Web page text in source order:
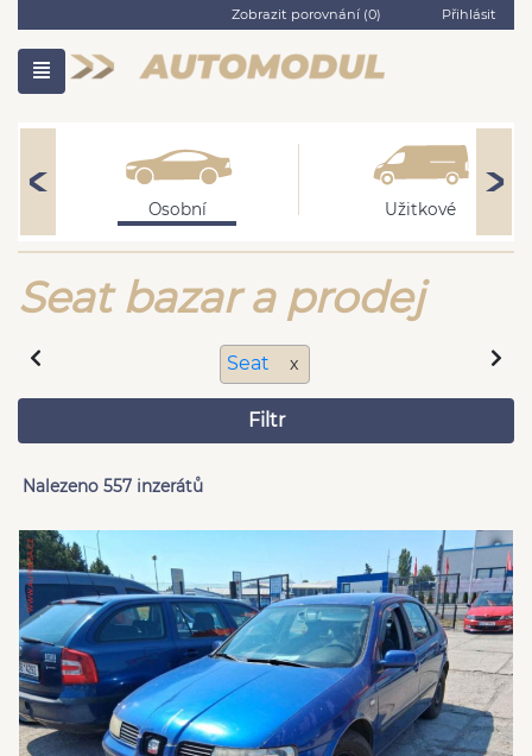
Zobrazit porovnání (0) Přihlásit
Osobní Užitkové
Seat bazar a prodej
Seat x
Filtr
Nalezeno 557 inzerátů